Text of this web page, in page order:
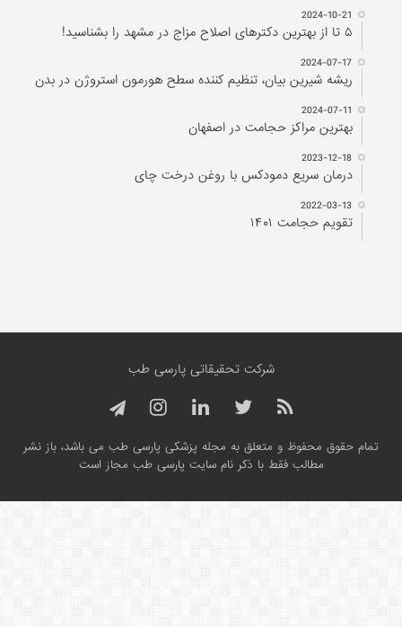
2024-10-21
۵ تا از بهترین دکتر‌های اصلاح مزاج در مشهد را بشناسید!
2024-07-17
ریشه شیرین بیان، تنظیم کننده سطح هورمون استروژن در بدن
2024-07-11
بهترین مراکز حجامت در اصفهان
2023-12-18
درمان سریع دمودکس با روغن درخت چای
2022-03-13
تقویم حجامت ۱۴۰۱
شرکت تحقیقاتی پارسی طب
تمام حقوق محفوظ و متعلق به مجله پزشکی پارسی طب می باشد، باز نشر
مطالب فقط با ذکر نام سایت پارسی طب مجاز است